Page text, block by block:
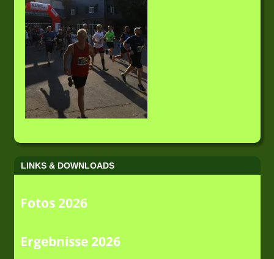
LINKS & DOWNLOADS
Fotos 2026
Ergebnisse 2026